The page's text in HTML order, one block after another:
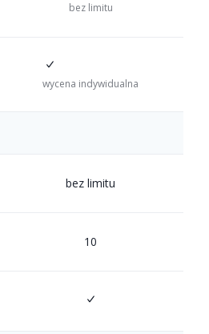
bez limitu
wycena indywidualna
bez limitu
10